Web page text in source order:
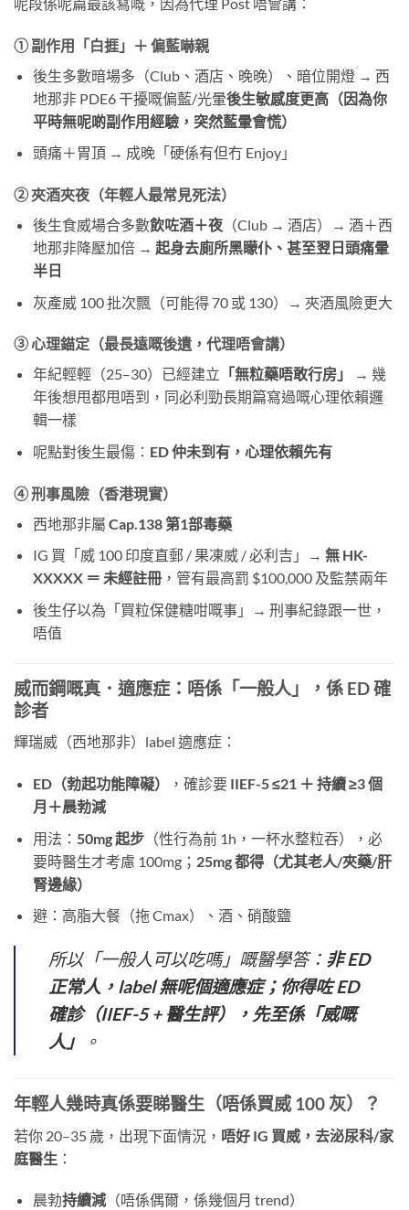
① 副作用「白捱」＋ 偏藍嚇親
後生多數暗場多（Club、酒店、晚晚）、暗位開燈 → 西
地那非 PDE6 干擾嘅偏藍/光暈後生敏感度更高（因為你
平時無呢啲副作用經驗，突然藍暈會慌）
頭痛＋胃頂 → 成晚「硬係有但冇 Enjoy」
② 夾酒夾夜（年輕人最常見死法）
後生食威場合多數飲咗酒＋夜（Club → 酒店）→ 酒＋西
地那非降壓加倍 → 起身去廁所黑矇仆、甚至翌日頭痛暈
半日
灰產威 100 批次飄（可能得 70 或 130）→ 夾酒風險更大
③ 心理錨定（最長遠嘅後遺，代理唔會講）
年紀輕輕（25–30）已經建立 「無粒藥唔敢行房」
​ → 幾
年後想甩都甩唔到，同必利勁長期篇寫過嘅心理依賴邏
輯一樣
呢點對後生最傷： ED 仲未到有，心理依賴先有
④ 刑事風險（香港現實）
西地那非屬 Cap.138 第1部毒藥
IG 買「威 100 印度直郵 / 果凍威 / 必利吉」→ 無 HK-
XXXXX ＝ 未經註冊，管有最高罰 $100,000 及監禁兩年
後生仔以為「買粒保健糖咁嘅事」→ 刑事紀錄跟一世，
唔值
威而鋼嘅真．適應症：唔係「一般人」，係 ED 確
診者
輝瑞威（西地那非）label 適應症：
ED（勃起功能障礙） ，確診要 IIEF-5 ≤21 ＋ 持續 ≥3 個
月＋晨勃減
用法： 50mg 起步（性行為前 1h，一杯水整粒吞），必
要時醫生才考慮 100mg； 25mg 都得（尤其老人/夾藥/肝
腎邊緣）
避：高脂大餐（拖 Cmax）、酒、硝酸鹽
所以「一般人可以吃嗎」嘅醫學答： 非 ED
正常人，label 無呢個適應症；你得咗 ED
確診（IIEF-5 + 醫生評），先至係「威嘅
人」
。
年輕人幾時真係要睇醫生（唔係買威 100 灰）？
若你 20–35 歲，出現下面情況， 唔好 IG 買威，去泌尿科/家
庭醫生 ：
晨勃持續減（唔係偶爾，係幾個月 trend）